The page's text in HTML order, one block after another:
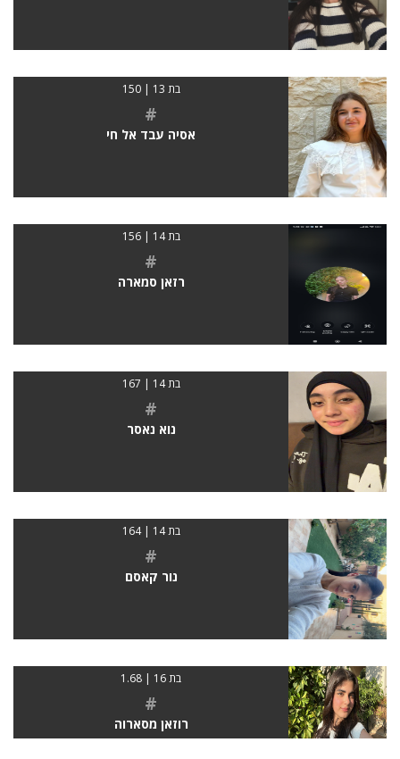
בת 13 | 150
#
אסיה עבד אל חי
בת 14 | 156
#
רזאן סמארה
בת 14 | 167
#
נוא נאסר
בת 14 | 164
#
נור קאסם
בת 16 | 1.68
#
רוזאן מסארוה